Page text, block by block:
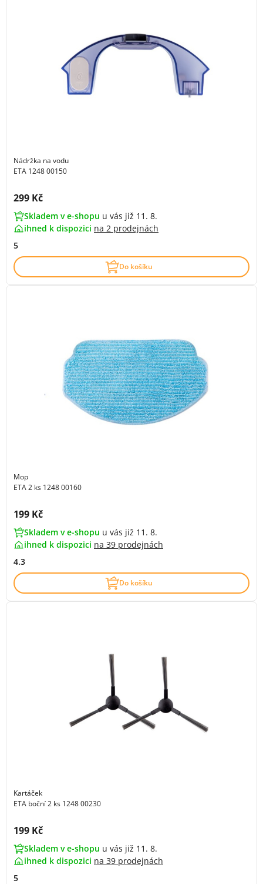
Nádržka na vodu
ETA 1248 00150
Cena s DPH:
299 Kč
Skladem v e-shopu u vás již 11. 8.
ihned k dispozici na 2 prodejnách
5
Do košíku
Mop
ETA 2 ks 1248 00160
Cena s DPH:
199 Kč
Skladem v e-shopu u vás již 11. 8.
ihned k dispozici na 39 prodejnách
4.3
Do košíku
Kartáček
ETA boční 2 ks 1248 00230
Cena s DPH:
199 Kč
Skladem v e-shopu u vás již 11. 8.
ihned k dispozici na 39 prodejnách
5